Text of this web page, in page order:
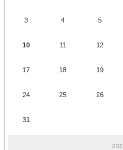
3 4 5
10 11 12
17 18 19
24 25 26
31